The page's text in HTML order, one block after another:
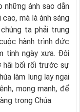
những ánh sao dẫn
mà là ánh sáng
ta phải trung
hành trình đức
tinh ngày xưa. Ðôi
hãi bối rối trước sự
làm lung lay ngai
mong manh, để
trong Chúa.